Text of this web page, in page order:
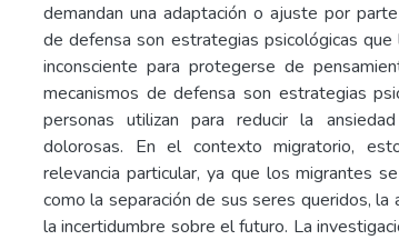
demandan una adaptación o ajuste por
de defensa son estrategias psicológicas
inconsciente para protegerse de
mecanismos de defensa son estrategias
personas utilizan para reducir la
dolorosas. En el contexto migratorio,
relevancia particular, ya que los migrantes
como la separación de sus seres queridos, la
la incertidumbre sobre el futuro. La